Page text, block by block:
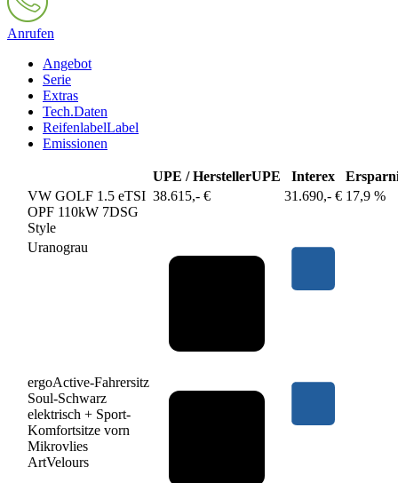
Anrufen
Angebot
Serie
Extras
Tech.Daten
ReifenlabelLabel
Emissionen
UPE / HerstellerUPE Interex
VW GOLF 1.5 eTSI
OPF 110kW 7DSG
Style
38.615,- € 31.690,- € 17,9 %
Uranograu
ergoActive-Fahrersitz
Soul-Schwarz
elektrisch + Sport-
Komfortsitze vorn
Mikrovlies
ArtVelours